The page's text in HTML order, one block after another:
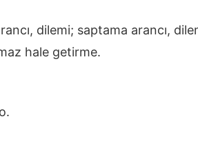
dilemi; saptama arancı,
hale getirme.